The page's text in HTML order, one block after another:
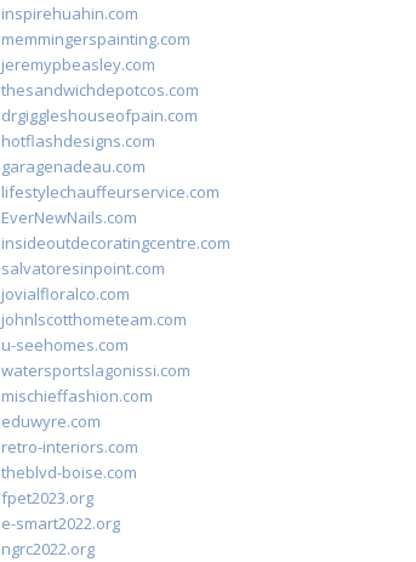
inspirehuahin.com
memmingerspainting.com
jeremypbeasley.com
thesandwichdepotcos.com
drgiggleshouseofpain.com
hotflashdesigns.com
garagenadeau.com
lifestylechauffeurservice.com
EverNewNails.com
insideoutdecoratingcentre.com
salvatoresinpoint.com
jovialfloralco.com
johnlscotthometeam.com
u-seehomes.com
watersportslagonissi.com
mischieffashion.com
eduwyre.com
retro-interiors.com
theblvd-boise.com
fpet2023.org
e-smart2022.org
ngrc2022.org